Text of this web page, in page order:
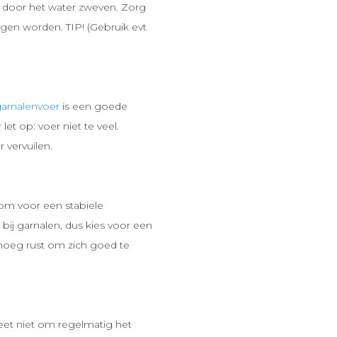
het water zweven. Zorg
worden. TIP! (Gebruik evt
is een goede
op: voer niet te veel.
vervuilen.
voor een stabiele
garnalen, dus kies voor een
rust om zich goed te
niet om regelmatig het